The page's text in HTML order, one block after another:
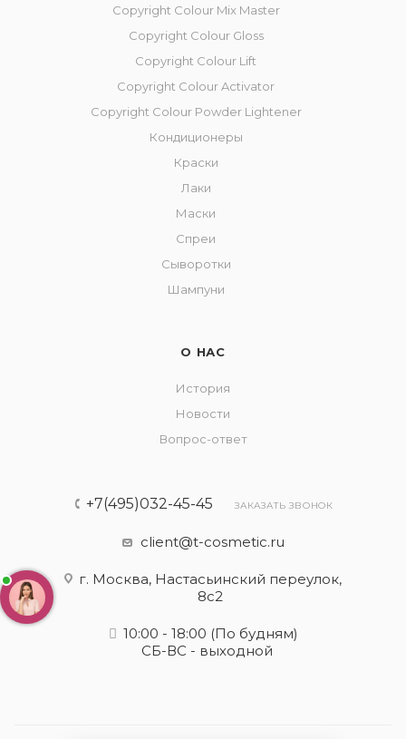
Copyright Colour Mix Master
Copyright Сolour Gloss
Copyright Сolour Lift
Copyright Colour Activator
Copyright Colour Powder Lightener
Кондиционеры
Краски
Лаки
Маски
Спреи
Сыворотки
Шампуни
О НАС
История
Новости
Вопрос-ответ
+7(495)032-45-45 ЗАКАЗАТЬ ЗВОНОК
client@t-cosmetic.ru
г. Москва, Настасьинский переулок,
8с2
10:00 - 18:00 (По будням)
СБ-ВС - выходной